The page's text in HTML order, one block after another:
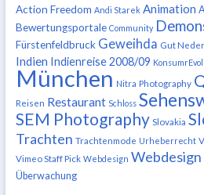
Action Freedom Andi Starek Animation
Bewertungsportale Community
Fürstenfeldbruck Geweihda Gut
Indien Indienreise 2008/09
München Nitra Photography
Reisen Restaurant Schloss
SEM Photography Slovakia
Trachten Trachtenmode Urheberrecht
Vimeo Staff Pick Webdesign
Überwachung